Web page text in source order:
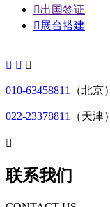
出国签证
 展台搭建
  
010-63458811 （北京）
022-23378811 （天津）

联系我们